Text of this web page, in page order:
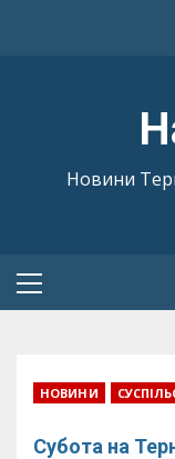
Новини
Primary
НОВИНИ
Субота на